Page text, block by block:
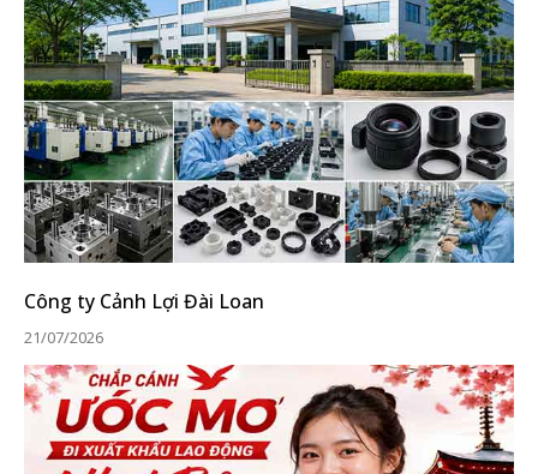
Công ty Cảnh Lợi Đài Loan
21/07/2026